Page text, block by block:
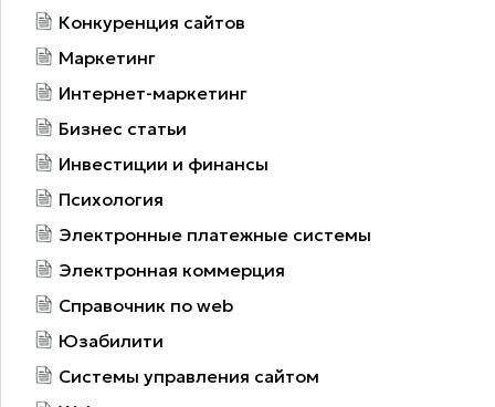
Конкуренция сайтов
Маркетинг
Интернет-маркетинг
Бизнес статьи
Инвестиции и финансы
Психология
Электронные платежные системы
Электронная коммерция
Справочник по web
Юзабилити
Системы управления сайтом